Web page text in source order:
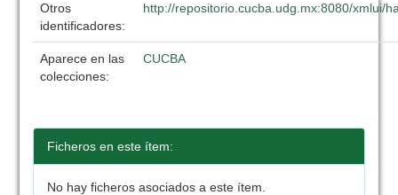
Otros
identificadores:
http://repositorio.cucba.udg.mx:8080/xmlui/
Aparece en las
colecciones:
CUCBA
Ficheros en este ítem:
No hay ficheros asociados a este ítem.